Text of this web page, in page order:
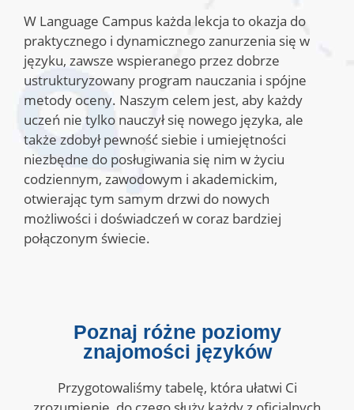
W Language Campus każda lekcja to okazja do
praktycznego i dynamicznego zanurzenia się w
języku, zawsze wspieranego przez dobrze
ustrukturyzowany program nauczania i spójne
metody oceny. Naszym celem jest, aby każdy
uczeń nie tylko nauczył się nowego języka, ale
także zdobył pewność siebie i umiejętności
niezbędne do posługiwania się nim w życiu
codziennym, zawodowym i akademickim,
otwierając tym samym drzwi do nowych
możliwości i doświadczeń w coraz bardziej
połączonym świecie.
Poznaj różne poziomy
znajomości języków
Przygotowaliśmy tabelę, która ułatwi Ci